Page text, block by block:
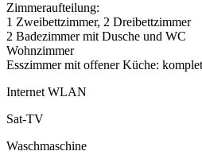
Zimmeraufteilung:
1 Zweibettzimmer, 2 Dreibettzimmer
2 Badezimmer mit Dusche und WC
Wohnzimmer
Esszimmer mit offener Küche:
Internet WLAN
Sat-TV
Waschmaschine